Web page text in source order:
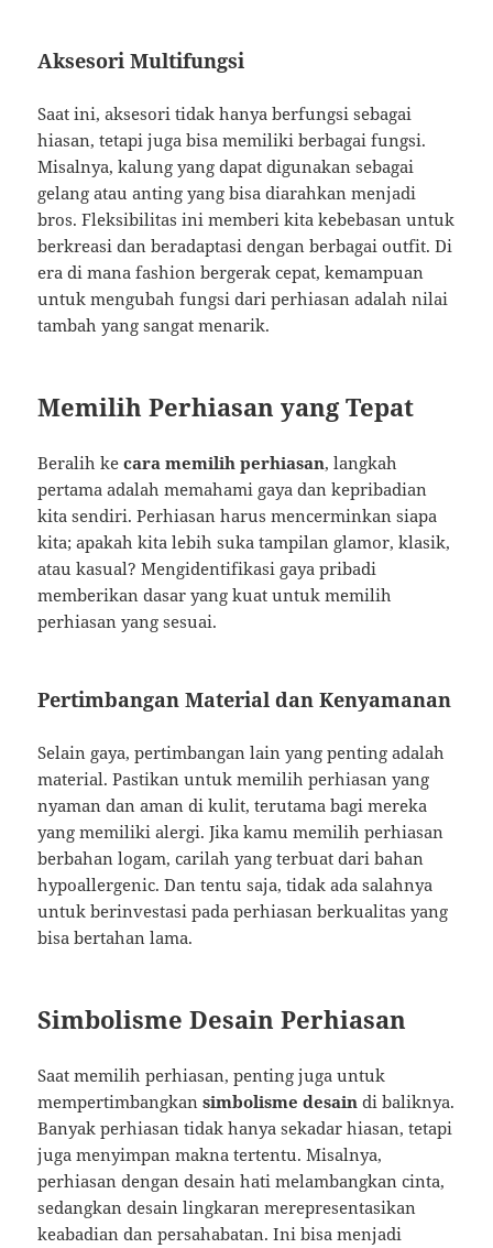
Aksesori Multifungsi
Saat ini, aksesori tidak hanya berfungsi sebagai
hiasan, tetapi juga bisa memiliki berbagai fungsi.
Misalnya, kalung yang dapat digunakan sebagai
gelang atau anting yang bisa diarahkan menjadi
bros. Fleksibilitas ini memberi kita kebebasan untuk
berkreasi dan beradaptasi dengan berbagai outfit. Di
era di mana fashion bergerak cepat, kemampuan
untuk mengubah fungsi dari perhiasan adalah nilai
tambah yang sangat menarik.
Memilih Perhiasan yang Tepat
Beralih kecara memilih perhiasan, langkah
pertama adalah memahami gaya dan kepribadian
kita sendiri. Perhiasan harus mencerminkan siapa
kita; apakah kita lebih suka tampilan glamor, klasik,
atau kasual? Mengidentifikasi gaya pribadi
memberikan dasar yang kuat untuk memilih
perhiasan yang sesuai.
Pertimbangan Material dan Kenyamanan
Selain gaya, pertimbangan lain yang penting adalah
material. Pastikan untuk memilih perhiasan yang
nyaman dan aman di kulit, terutama bagi mereka
yang memiliki alergi. Jika kamu memilih perhiasan
berbahan logam, carilah yang terbuat dari bahan
hypoallergenic. Dan tentu saja, tidak ada salahnya
untuk berinvestasi pada perhiasan berkualitas yang
bisa bertahan lama.
Simbolisme Desain Perhiasan
Saat memilih perhiasan, penting juga untuk
mempertimbangkansimbolisme desain di baliknya.
Banyak perhiasan tidak hanya sekadar hiasan, tetapi
juga menyimpan makna tertentu. Misalnya,
perhiasan dengan desain hati melambangkan cinta,
sedangkan desain lingkaran merepresentasikan
keabadian dan persahabatan. Ini bisa menjadi